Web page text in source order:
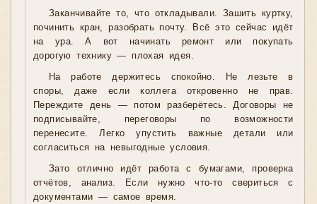
Заканчивайте то, что откладывали. Зашить куртку,
починить кран, разобрать почту. Всё это сейчас идёт
на ура. А вот начинать ремонт или покупать
дорогую технику — плохая идея.
На работе держитесь спокойно. Не лезьте в
споры, даже если коллега откровенно не прав.
Переждите день — потом разберётесь. Договоры не
подписывайте, переговоры по возможности
перенесите. Легко упустить важные детали или
согласиться на невыгодные условия.
Зато отлично идёт работа с бумагами, проверка
отчётов, анализ. Если нужно что-то свериться с
документами — самое время.